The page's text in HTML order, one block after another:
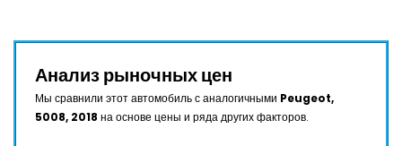
Анализ рыночных цен
Мы сравнили этот автомобиль с аналогичными Peugeot,
5008, 2018 на основе цены и ряда других факторов.